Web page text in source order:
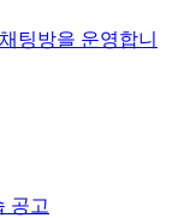
팅방을 운영합니
공고